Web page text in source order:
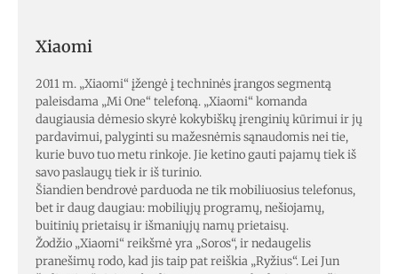
Xiaomi
2011 m. „Xiaomi“ įžengė į techninės įrangos segmentą
paleisdama „Mi One“ telefoną. „Xiaomi“ komanda
daugiausia dėmesio skyrė kokybiškų įrenginių kūrimui ir jų
pardavimui, palyginti su mažesnėmis sąnaudomis nei tie,
kurie buvo tuo metu rinkoje. Jie ketino gauti pajamų tiek iš
savo paslaugų tiek ir iš turinio.
Šiandien bendrovė parduoda ne tik mobiliuosius telefonus,
bet ir daug daugiau: mobiliųjų programų, nešiojamų,
buitinių prietaisų ir išmaniųjų namų prietaisų.
Žodžio „Xiaomi“ reikšmė yra „Soros“, ir nedaugelis
pranešimų rodo, kad jis taip pat reiškia „Ryžius“. Lei Jun